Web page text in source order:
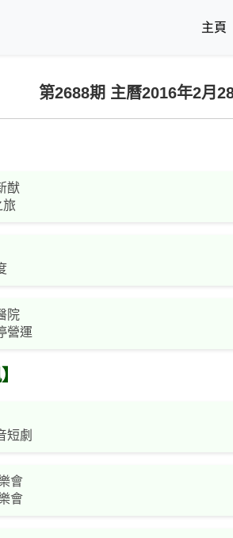
主頁
第2688期 主曆2016年2月
猷
旅
院
營運
短劇
會
會